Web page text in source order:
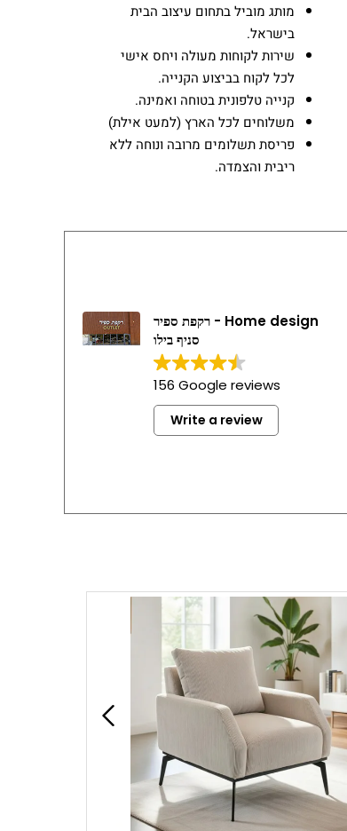
מותג מוביל בתחום עיצוב הבית
בישראל.
שירות לקוחות מעולה ויחס אישי
לכל לקוח בביצוע הקנייה.
קנייה טלפונית בטוחה ואמינה.
משלוחים לכל הארץ (למעט אילת)
פריסת תשלומים מרובה ונוחה ללא
ריבית והצמדה.
רקפת ספיר - Home design
סניף בילו
156 Google reviews
Write a review